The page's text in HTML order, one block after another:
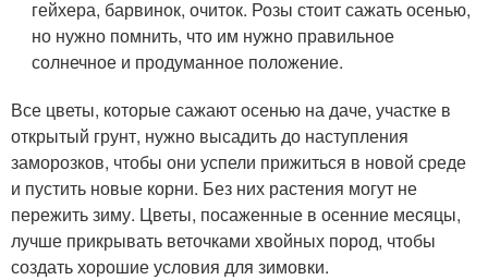
гейхера, барвинок, очиток. Розы стоит сажать осенью,
но нужно помнить, что им нужно правильное
солнечное и продуманное положение.
Все цветы, которые сажают осенью на даче, участке в
открытый грунт, нужно высадить до наступления
заморозков, чтобы они успели прижиться в новой среде
и пустить новые корни. Без них растения могут не
пережить зиму. Цветы, посаженные в осенние месяцы,
лучше прикрывать веточками хвойных пород, чтобы
создать хорошие условия для зимовки.